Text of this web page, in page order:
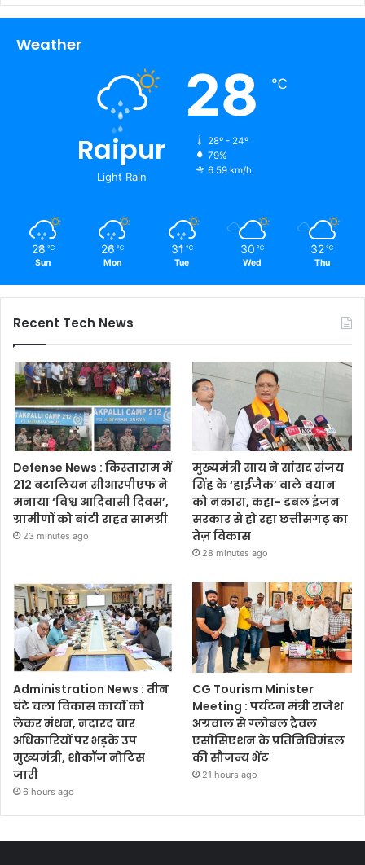
Weather
Raipur
Light Rain
28 ℃
28º - 24º
79%
6.59 km/h
28 ℃
Sun
26 ℃
Mon
31 ℃
Tue
30 ℃
Wed
32 ℃
Thu
Recent Tech News
Defense News : किस्ताराम में
212 बटालियन सीआरपीएफ ने
मनाया ‘विश्व आदिवासी दिवस’,
ग्रामीणों को बांटी राहत सामग्री
23 minutes ago
मुख्यमंत्री साय ने सांसद संजय
सिंह के ‘हाईजैक’ वाले बयान
को नकारा, कहा- डबल इंजन
सरकार से हो रहा छत्तीसगढ़ का
तेज़ विकास
28 minutes ago
Administration News : तीन
घंटे चला विकास कार्यों को
लेकर मंथन, नदारद चार
अधिकारियों पर भड़के उप
मुख्यमंत्री, शोकॉज नोटिस
जारी
6 hours ago
CG Tourism Minister
Meeting : पर्यटन मंत्री राजेश
अग्रवाल से ग्लोबल ट्रैवल
एसोसिएशन के प्रतिनिधिमंडल
की सौजन्य भेंट
21 hours ago